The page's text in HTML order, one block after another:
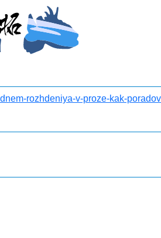
rozhdeniya-v-proze-kak-